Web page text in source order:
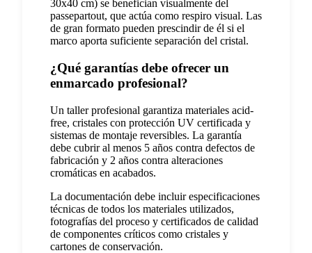
30x40 cm) se benefician visualmente del
passepartout, que actúa como respiro visual. Las
de gran formato pueden prescindir de él si el
marco aporta suficiente separación del cristal.
¿Qué garantías debe ofrecer un
enmarcado profesional?
Un taller profesional garantiza materiales acid-
free, cristales con protección UV certificada y
sistemas de montaje reversibles. La garantía
debe cubrir al menos 5 años contra defectos de
fabricación y 2 años contra alteraciones
cromáticas en acabados.
La documentación debe incluir especificaciones
técnicas de todos los materiales utilizados,
fotografías del proceso y certificados de calidad
de componentes críticos como cristales y
cartones de conservación.